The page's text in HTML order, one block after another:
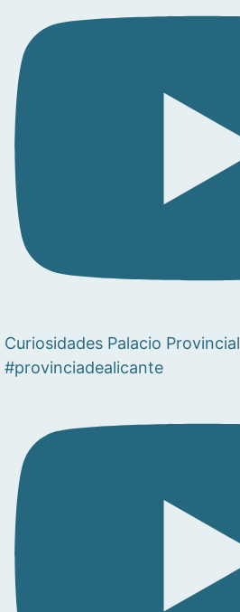
Curiosidades Palacio Provincial
#provinciadealicante